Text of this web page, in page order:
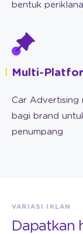
bentuk
Multi-
Car Advertising
bagi brand
penumpang
VARIASI IKLAN
Dapatkan